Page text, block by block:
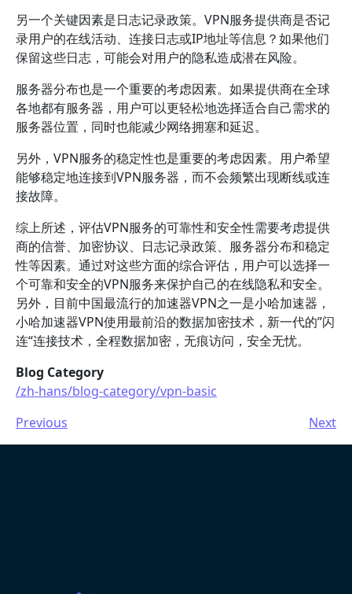
另一个关键因素是日志记录政策。VPN服务提供商是否记
录用户的在线活动、连接日志或IP地址等信息？如果他们
保留这些日志，可能会对用户的隐私造成潜在风险。
服务器分布也是一个重要的考虑因素。如果提供商在全球
各地都有服务器，用户可以更轻松地选择适合自己需求的
服务器位置，同时也能减少网络拥塞和延迟。
另外，VPN服务的稳定性也是重要的考虑因素。用户希望
能够稳定地连接到VPN服务器，而不会频繁出现断线或连
接故障。
综上所述，评估VPN服务的可靠性和安全性需要考虑提供
商的信誉、加密协议、日志记录政策、服务器分布和稳定
性等因素。通过对这些方面的综合评估，用户可以选择一
个可靠和安全的VPN服务来保护自己的在线隐私和安全。
另外，目前中国最流行的加速器VPN之一是小哈加速器，
小哈加速器VPN使用最前沿的数据加密技术，新一代的”闪
连“连接技术，全程数据加密，无痕访问，安全无忧。
Blog Category
/zh-hans/blog-category/vpn-basic
Previous
Next